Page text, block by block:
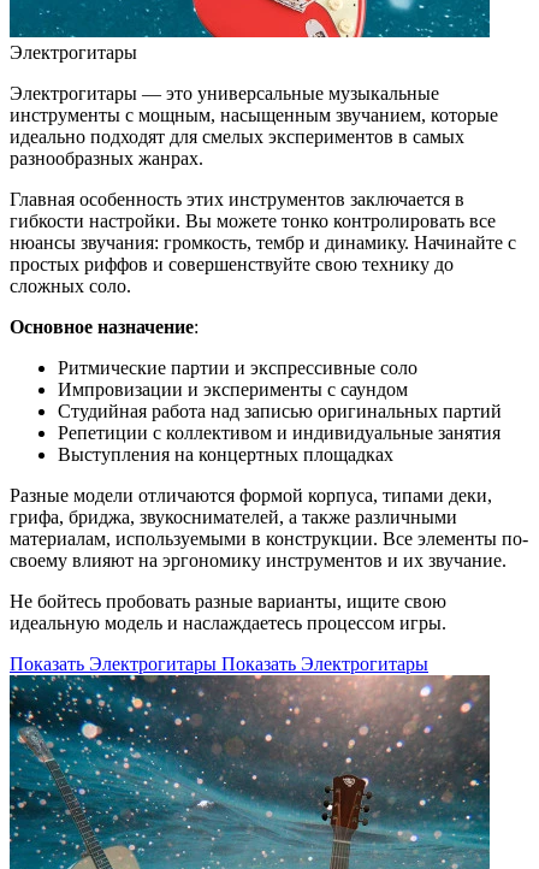
Электрогитары
Электрогитары — это универсальные музыкальные
инструменты с мощным, насыщенным звучанием, которые
идеально подходят для смелых экспериментов в самых
разнообразных жанрах.
Главная особенность этих инструментов заключается в
гибкости настройки. Вы можете тонко контролировать все
нюансы звучания: громкость, тембр и динамику. Начинайте с
простых риффов и совершенствуйте свою технику до
сложных соло.
Основное назначение:
Ритмические партии и экспрессивные соло
Импровизации и эксперименты с саундом
Студийная работа над записью оригинальных партий
Репетиции с коллективом и индивидуальные занятия
Выступления на концертных площадках
Разные модели отличаются формой корпуса, типами деки,
грифа, бриджа, звукоснимателей, а также различными
материалам, используемыми в конструкции. Все элементы по-
своему влияют на эргономику инструментов и их звучание.
Не бойтесь пробовать разные варианты, ищите свою
идеальную модель и наслаждаетесь процессом игры.
Показать Электрогитары Показать Электрогитары